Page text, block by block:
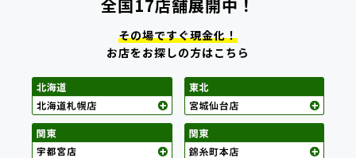
全国17店舗展開中！
その場ですぐ現金化！
お店をお探しの方はこちら